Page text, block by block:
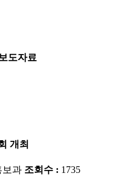
도자료
개최
보과 조회수 : 1735